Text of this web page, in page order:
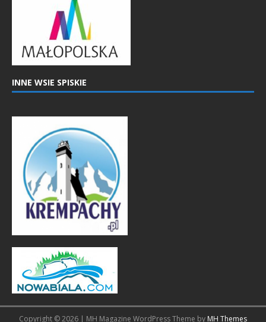
INNE WSIE SPISKIE
Copyright © 2026 | MH Magazine WordPress Theme by MH Themes